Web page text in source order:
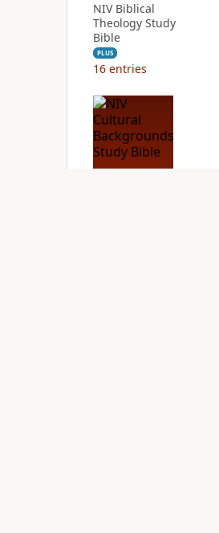
NIV Biblical
Theology Study
Bible
PLUS
16 entries